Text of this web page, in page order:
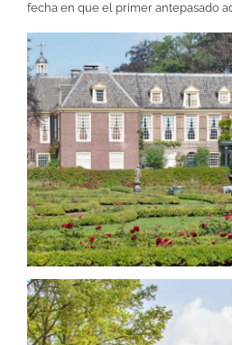
fecha en que el primer antepasado